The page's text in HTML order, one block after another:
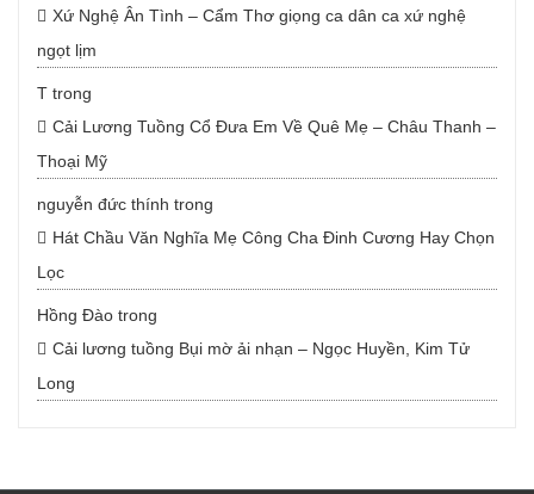
Xứ Nghệ Ân Tình – Cẩm Thơ giọng ca dân ca xứ nghệ
ngọt lịm
T trong
Cải Lương Tuồng Cổ Đưa Em Về Quê Mẹ – Châu Thanh –
Thoại Mỹ
nguyễn đức thính trong
Hát Chầu Văn Nghĩa Mẹ Công Cha Đinh Cương Hay Chọn
Lọc
Hồng Đào trong
Cải lương tuồng Bụi mờ ải nhạn – Ngọc Huyền, Kim Tử
Long